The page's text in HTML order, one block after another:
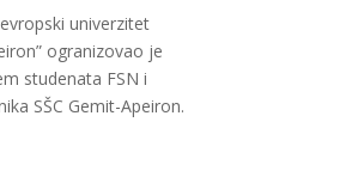
univerzitet
ogranizovao je
studenata FSN i
SŠC Gemit-Apeiron.